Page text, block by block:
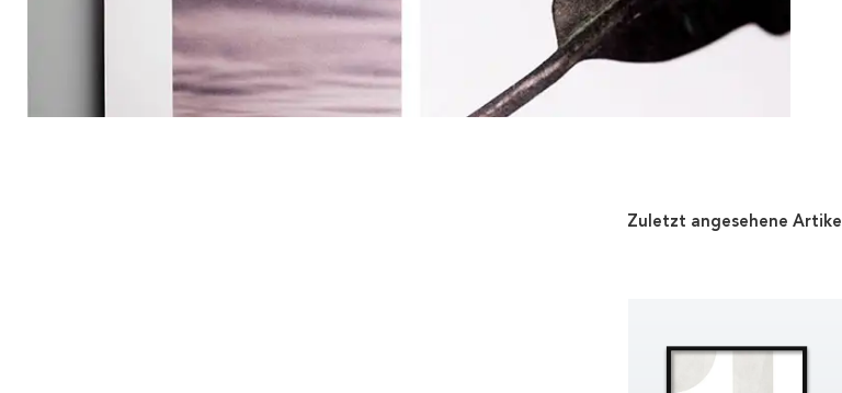
Zuletzt angesehene Artikel